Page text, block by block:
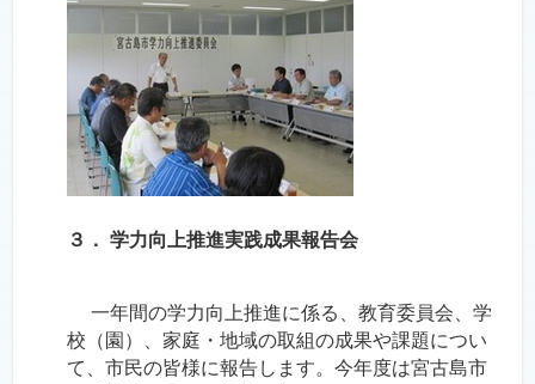
３． 学力向上推進実践成果報告会
一年間の学力向上推進に係る、教育委員会、学
校（園）、家庭・地域の取組の成果や課題につい
て、市民の皆様に報告します。今年度は宮古島市